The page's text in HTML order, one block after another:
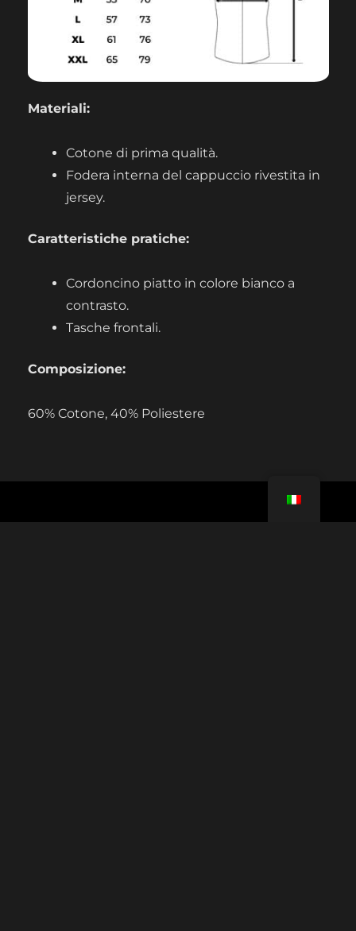
Materiali:
Cotone di prima qualità.
Fodera interna del cappuccio rivestita in
jersey.
Caratteristiche pratiche:
Cordoncino piatto in colore bianco a
contrasto.
Tasche frontali.
Composizione:
60% Cotone, 40% Poliestere